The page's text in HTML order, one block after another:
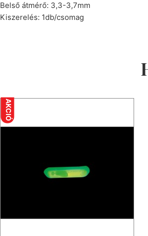
Belső átmérő: 3,3-3,7mm
Kiszerelés: 1db/csomag
AKCIÓ